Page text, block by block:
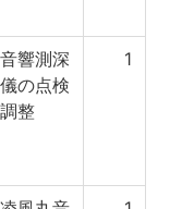
音響測深
儀の点検
調整
1